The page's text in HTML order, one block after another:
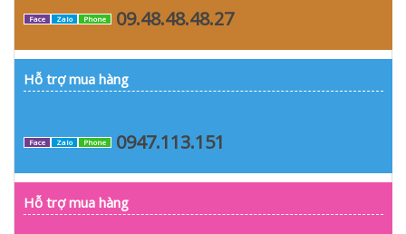
Face Zalo Phone 09.48.48.48.27
Hỗ trợ mua hàng
Face Zalo Phone 0947.113.151
Hỗ trợ mua hàng